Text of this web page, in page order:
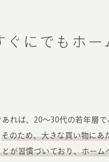
ぐにでもホー
れば、20〜30代の若年層
そのため、大きな買い物にあ
が習慣づいており、ホー